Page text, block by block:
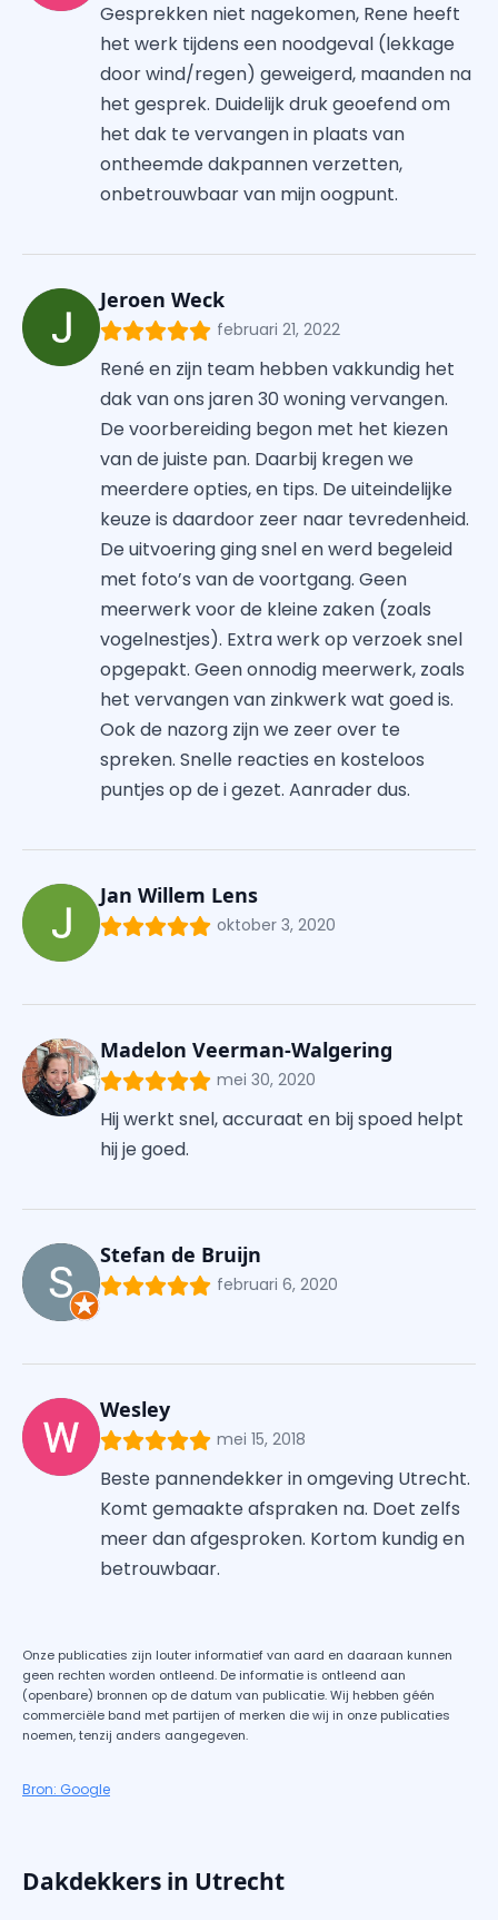
Gesprekken niet nagekomen, Rene heeft
het werk tijdens een noodgeval (lekkage
door wind/regen) geweigerd, maanden na
het gesprek. Duidelijk druk geoefend om
het dak te vervangen in plaats van
ontheemde dakpannen verzetten,
onbetrouwbaar van mijn oogpunt.
Jeroen Weck
februari 21, 2022
René en zijn team hebben vakkundig het
dak van ons jaren 30 woning vervangen.
De voorbereiding begon met het kiezen
van de juiste pan. Daarbij kregen we
meerdere opties, en tips. De uiteindelijke
keuze is daardoor zeer naar tevredenheid.
De uitvoering ging snel en werd begeleid
met foto’s van de voortgang. Geen
meerwerk voor de kleine zaken (zoals
vogelnestjes). Extra werk op verzoek snel
opgepakt. Geen onnodig meerwerk, zoals
het vervangen van zinkwerk wat goed is.
Ook de nazorg zijn we zeer over te
spreken. Snelle reacties en kosteloos
puntjes op de i gezet. Aanrader dus.
Jan Willem Lens
oktober 3, 2020
Madelon Veerman-Walgering
mei 30, 2020
Hij werkt snel, accuraat en bij spoed helpt
hij je goed.
Stefan de Bruijn
februari 6, 2020
Wesley
mei 15, 2018
Beste pannendekker in omgeving Utrecht.
Komt gemaakte afspraken na. Doet zelfs
meer dan afgesproken. Kortom kundig en
betrouwbaar.
Onze publicaties zijn louter informatief van aard en daaraan kunnen
geen rechten worden ontleend. De informatie is ontleend aan
(openbare) bronnen op de datum van publicatie. Wij hebben géén
commerciële band met partijen of merken die wij in onze publicaties
noemen, tenzij anders aangegeven.
Bron: Google
Dakdekkers in Utrecht